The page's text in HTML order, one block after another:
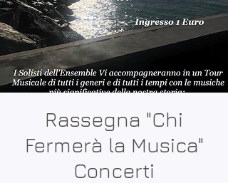
Rassegna "Chi
Fermerà la Musica"
Concerti